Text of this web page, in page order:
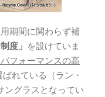
期間に関わらず補
度」 を設けていま
フォーマンスの高
れている（ラン・
ングラスとなってい